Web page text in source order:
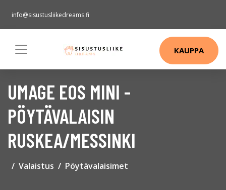
info@sisustusliikedreams.fi
KAUPPA
UMAGE EOS MINI -
PÖYTÄVALAISIN
RUSKEA/MESSINKI
Valaistus Pöytävalaisimet